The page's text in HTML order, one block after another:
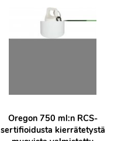
Oregon 750 ml:n RCS-
sertifioidusta kierrätetystä